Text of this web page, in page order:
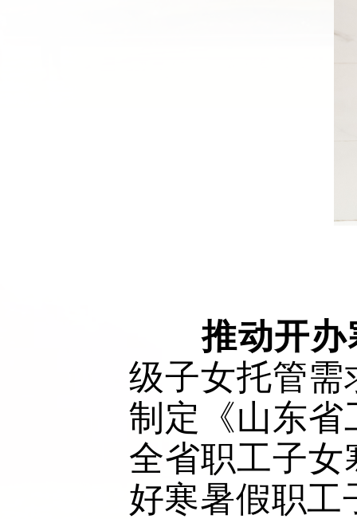
推动开
级子女托管需
制定《山东省
全省职工子
好寒暑假职工